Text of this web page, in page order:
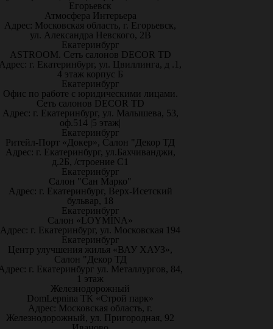
Егорьевск
Атмосфера Интерьера
Адрес: Московская область, г. Егорьевск,
ул. Александра Невского, 2В
Екатеринбург
ASTROOM. Сеть салонов DECOR TD
г. Екатеринбург, ул. Цвиллинга, д .1,
4 этаж корпус Б
Екатеринбург
Офис по работе с юридическими лицами.
Сеть салонов DECOR TD
Адрес: г. Екатеринбург, ул. Малышева, 53,
оф.514 |5 этаж|
Екатеринбург
Ритейл-Порт «Докер», Салон "Декор ТД
Адрес: г. Екатеринбург, ул.Бахчиванджи,
д.2Б, /строение С1
Екатеринбург
Салон "Сан Марко"
Адрес: г. Екатеринбург, Верх-Исетский
бульвар, 18
Екатеринбург
Салон «LOYMINA»
Адрес: г. Екатеринбург, ул. Московская 194
Екатеринбург
Центр улучшения жилья «ВАУ ХАУЗ»,
Салон "Декор ТД
г. Екатеринбург ул. Металлургов, 84,
1 этаж
Железнодорожный
DomLepnina ТК «Строй парк»
Адрес: Московская область, г.
Железнодорожный, ул. Пригородная, 92